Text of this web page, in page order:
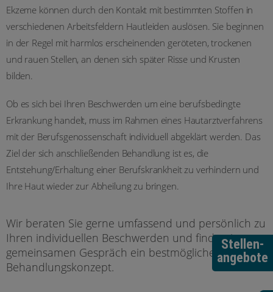
Stellen-
angebote
Ekzeme können durch den Kontakt mit bestimmten Stoffen in
verschiedenen Arbeitsfeldern Hautleiden auslösen. Sie beginnen
in der Regel mit harmlos erscheinenden geröteten, trockenen
und rauen Stellen, an denen sich später Risse und Krusten
bilden.
Ob es sich bei Ihren Beschwerden um eine berufsbedingte
Erkrankung handelt, muss im Rahmen eines Hautarztverfahrens
mit der Berufsgenossenschaft individuell abgeklärt werden. Das
Ziel der sich anschließenden Behandlung ist es, die
Entstehung/Erhaltung einer Berufskrankheit zu verhindern und
Ihre Haut wieder zur Abheilung zu bringen.
Wir beraten Sie gerne umfassend und persönlich zu
Ihren individuellen Beschwerden und finden im
gemeinsamen Gespräch ein bestmögliches
Behandlungskonzept.